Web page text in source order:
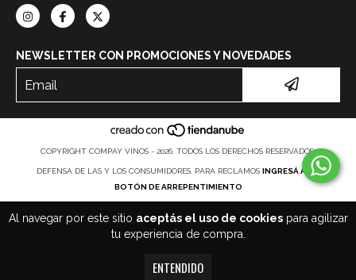
Al navegar por este sitio aceptás el uso de cookiespara agilizar
tu experiencia de compra.
ENTENDIDO
NEWSLETTER CON PROMOCIONES Y NOVEDADES
COPYRIGHT COMPAY VINOS - 2026. TODOS LOS DERECHOS RESERVADOS.
DEFENSA DE LAS Y LOS CONSUMIDORES. PARA RECLAMOS INGRESÁ ACÁ.
BOTÓN DE ARREPENTIMIENTO